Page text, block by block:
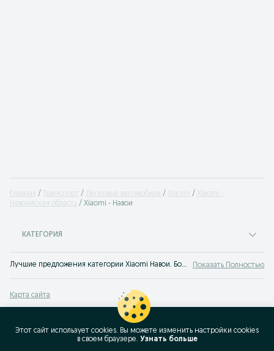
Главная Транспорт Легковые автомобили Xiaomi
Xiaomi -
Навоийская область
Xiaomi - Навои
КАТЕГОРИЯ
Лучшие предложения категории Xiaomi Навои. Большой выбор товаров и услуг по выгодным ценам на OLX! Множество предложений на OLX.uz! Показать Полностью
Карта сайта
Карта бизнес-страницы
Популярные запросы
Этот сайт использует cookies. Вы можете изменить настройки cookies
в своeм браузере. Узнать больше